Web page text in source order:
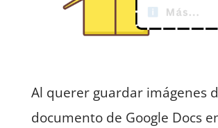
Al querer guardar imágenes
documento de Google Docs